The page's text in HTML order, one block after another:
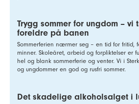
Trygg sommer for ungdom – vi
foreldre på banen
Sommerferien nærmer seg – en tid for fritid,
minner. Skoleåret, arbeid og forpliktelser er
hel og blank sommerferie og venter. Vi i
og ungdommer en god og rusfri sommer.
Det skadelige alkoholsalget i